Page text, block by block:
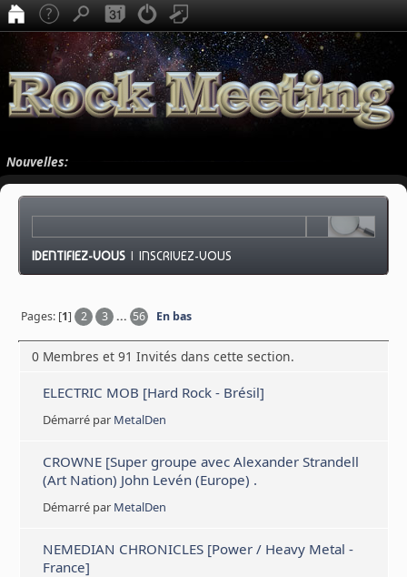
Nouvelles:
IDENTIFIEZ-VOUS |INSCRIVEZ-VOUS
Pages: [1] 2 3 ... 56 En bas
0 Membres et 91 Invités dans cette section.
ELECTRIC MOB [Hard Rock - Brésil]
Démarré par MetalDen
CROWNE [Super groupe avec Alexander Strandell
(Art Nation) John Levén (Europe) .
Démarré par MetalDen
NEMEDIAN CHRONICLES [Power / Heavy Metal -
France]